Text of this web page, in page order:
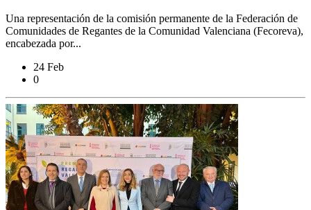
Una representación de la comisión permanente de la Federación de
Comunidades de Regantes de la Comunidad Valenciana (Fecoreva),
encabezada por...
24 Feb
0